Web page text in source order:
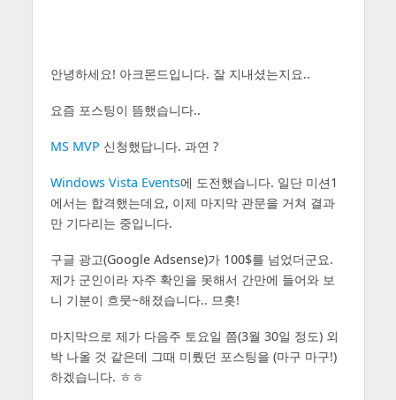
안녕하세요! 아크몬드입니다. 잘 지내셨는지요..
요즘 포스팅이 뜸했습니다..
MS MVP 신청했답니다. 과연 ?
Windows Vista Events에 도전했습니다. 일단 미션1
에서는 합격했는데요, 이제 마지막 관문을 거쳐 결과
만 기다리는 중입니다.
구글 광고(Google Adsense)가 100$를 넘었더군요.
제가 군인이라 자주 확인을 못해서 간만에 들어와 보
니 기분이 흐뭇~해졌습니다.. 므흣!
마지막으로 제가 다음주 토요일 쯤(3월 30일 정도) 외
박 나올 것 같은데 그때 미뤘던 포스팅을 (마구 마구!)
하겠습니다. ㅎㅎ